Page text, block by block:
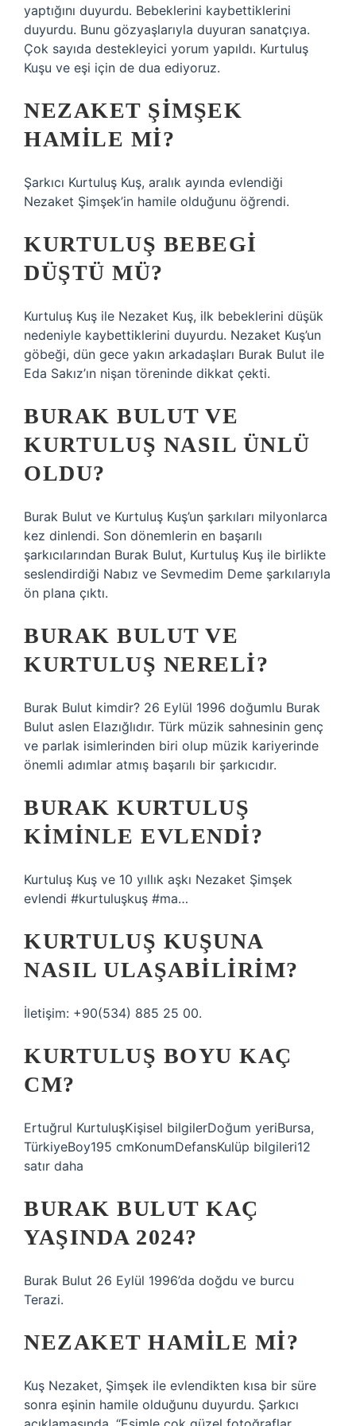
yaptığını duyurdu. Bebeklerini kaybettiklerini
duyurdu. Bunu gözyaşlarıyla duyuran sanatçıya.
Çok sayıda destekleyici yorum yapıldı. Kurtuluş
Kuşu ve eşi için de dua ediyoruz.
NEZAKET ŞIMŞEK
HAMILE MI?
Şarkıcı Kurtuluş Kuş, aralık ayında evlendiği
Nezaket Şimşek’in hamile olduğunu öğrendi.
KURTULUŞ BEBEGI
DÜŞTÜ MÜ?
Kurtuluş Kuş ile Nezaket Kuş, ilk bebeklerini düşük
nedeniyle kaybettiklerini duyurdu. Nezaket Kuş’un
göbeği, dün gece yakın arkadaşları Burak Bulut ile
Eda Sakız’ın nişan töreninde dikkat çekti.
BURAK BULUT VE
KURTULUŞ NASIL ÜNLÜ
OLDU?
Burak Bulut ve Kurtuluş Kuş’un şarkıları milyonlarca
kez dinlendi. Son dönemlerin en başarılı
şarkıcılarından Burak Bulut, Kurtuluş Kuş ile birlikte
seslendirdiği Nabız ve Sevmedim Deme şarkılarıyla
ön plana çıktı.
BURAK BULUT VE
KURTULUŞ NERELI?
Burak Bulut kimdir? 26 Eylül 1996 doğumlu Burak
Bulut aslen Elazığlıdır. Türk müzik sahnesinin genç
ve parlak isimlerinden biri olup müzik kariyerinde
önemli adımlar atmış başarılı bir şarkıcıdır.
BURAK KURTULUŞ
KIMINLE EVLENDI?
Kurtuluş Kuş ve 10 yıllık aşkı Nezaket Şimşek
evlendi #kurtuluşkuş #ma…
KURTULUŞ KUŞUNA
NASIL ULAŞABILIRIM?
İletişim: +90(534) 885 25 00.
KURTULUŞ BOYU KAÇ
CM?
Ertuğrul KurtuluşKişisel bilgilerDoğum yeriBursa,
TürkiyeBoy195 cmKonumDefansKulüp bilgileri12
satır daha
BURAK BULUT KAÇ
YAŞINDA 2024?
Burak Bulut 26 Eylül 1996’da doğdu ve burcu
Terazi.
NEZAKET HAMILE MI?
Kuş Nezaket, Şimşek ile evlendikten kısa bir süre
sonra eşinin hamile olduğunu duyurdu. Şarkıcı